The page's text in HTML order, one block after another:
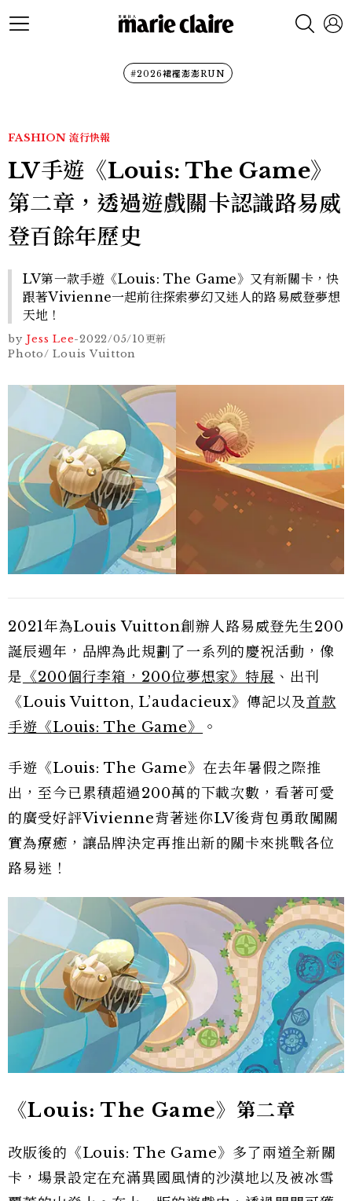
#2026裙襬澎澎RUN
FASHION 流行快報
LV手遊《Louis: The Game》
第二章，透過遊戲關卡認識路易威
登百餘年歷史
LV第一款手遊《Louis: The Game》又有新關卡，快
跟著Vivienne一起前往探索夢幻又迷人的路易威登夢想
天地！
by Jess Lee-2022/05/10更新
Photo/ Louis Vuitton
2021年為Louis Vuitton創辦人路易威登先生200
誕辰週年，品牌為此規劃了一系列的慶祝活動，像
是 《200個行李箱，200位夢想家》特展 、出刊
《Louis Vuitton, L’audacieux》傳記以及首款
手遊《Louis: The Game》
。
手遊《Louis: The Game》在去年暑假之際推
出，至今已累積超過200萬的下載次數，看著可愛
的廣受好評Vivienne背著迷你LV後背包勇敢闖關
實為療癒，讓品牌決定再推出新的關卡來挑戰各位
路易迷！
《Louis: The Game》第二章
改版後的《Louis: The Game》多了兩道全新關
卡，場景設定在充滿異國風情的沙漠地以及被冰雪